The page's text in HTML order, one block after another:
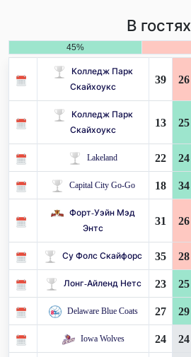
В гостях
45%
Колледж Парк
Скайхоукс
39 26
Колледж Парк
Скайхоукс
13 25
Lakeland 22 24
Capital City Go-Go 18 34
Форт-Уэйн Мэд
Энтс
31 26
Су Фолс Скайфорс 35 28
Лонг-Айленд Нетс 23 25
Delaware Blue Coats 27 29
Iowa Wolves 24 24